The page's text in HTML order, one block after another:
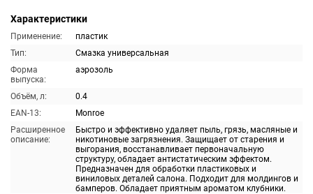
Характеристики
Применение:
пластик
Тип:
Смазка универсальная
Форма
выпуска:
аэрозоль
Объём, л:
0.4
EAN-13:
Monroe
Расширенное
описание:
Быстро и эффективно удаляет пыль, грязь, масляные и
никотиновые загрязнения. Защищает от старения и
выгорания, восстанавливает первоначальную
структуру, обладает антистатическим эффектом.
Предназначен для обработки пластиковых и
виниловых деталей салона. Подходит для молдингов и
бамперов. Обладает приятным ароматом клубники.